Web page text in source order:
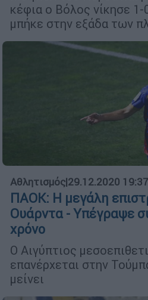
κέφια ο Βόλος νίκησε
μπήκε στην εξάδα των
Αθλητισμός|29.12.2020 19:37
ΠΑΟΚ: Η μεγάλη
Ουάρντα - Υπέγραψε
χρόνο
Ο Αιγύπτιος
επανέρχεται στην
μείνει